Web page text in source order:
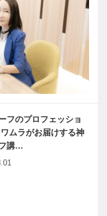
フのプロフェッショ
ムラがお届けする神
講…